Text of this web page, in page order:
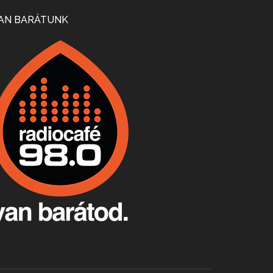
Apr 24, 2026 • 00:38:10
Villány, kékfrankos, Jackfall
Apr 17, 2026 • 00:35:38
Apr 9, 2026 • 00:37:17
BARÁTUNK